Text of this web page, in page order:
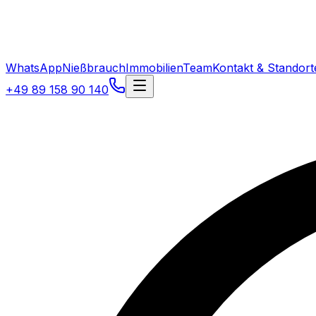
WhatsAppNießbrauchImmobilienTeamKontakt &
+49 89 158 90 140